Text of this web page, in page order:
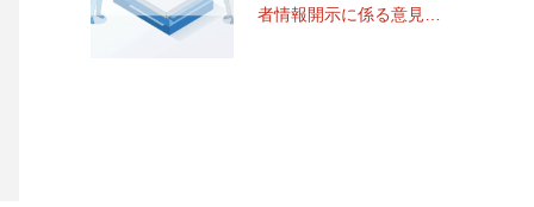
者情報開示に係る意見照